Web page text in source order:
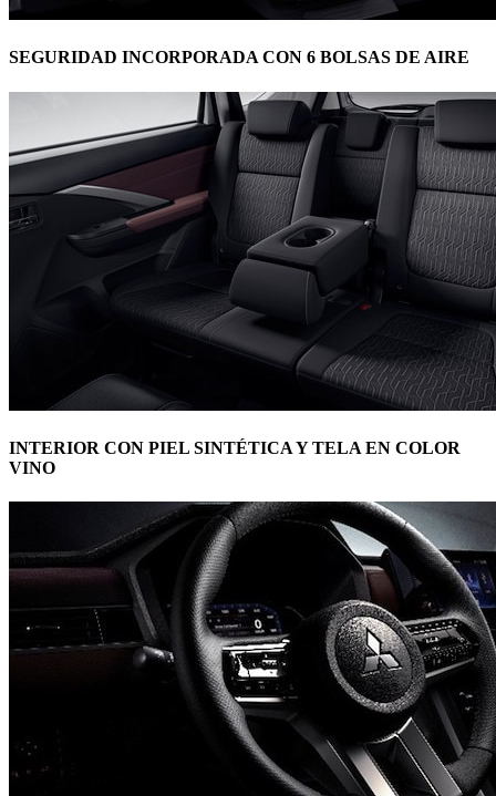
SEGURIDAD INCORPORADA CON 6 BOLSAS DE AIRE
INTERIOR CON PIEL SINTÉTICA Y TELA EN COLOR
VINO